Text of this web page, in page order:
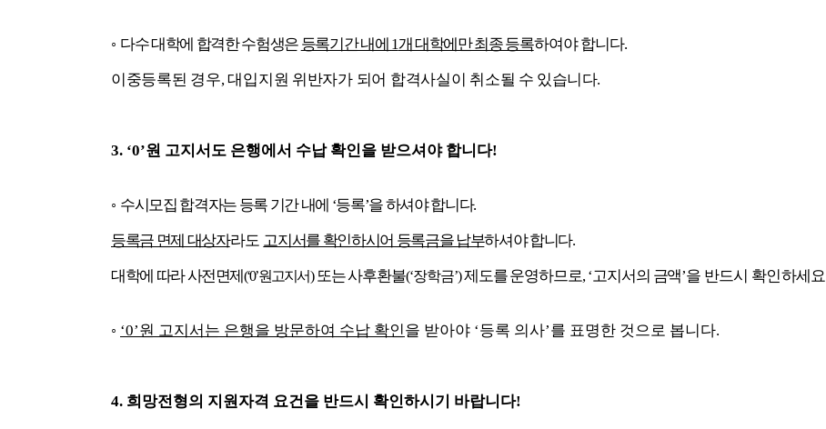
◦ 다수 대학에 합격한 수험생은 등록기간 내에 1개 대학에만 최종 등록하여야 합니다.
이중등록된 경우,대입지원 위반자가 되어 합격사실이 취소될 수 있습니다.
3. ‘0’원 고지서도 은행에서 수납 확인을 받으셔야 합니다!
◦ 수시모집 합격자는 등록 기간 내에 ‘등록’을 하셔야 합니다.
등록금 면제 대상자라도 고지서를 확인하시어 등록금을 납부하셔야 합니다.
대학에 따라 사전면제 (‘0’원고지서) 또는 사후환불(‘장학금’)제도를 운영하므로, ‘고지서의 금액’을 반드시 확인하세요
◦ ‘0’원 고지서는 은행을 방문하여 수납 확인을 받아야 ‘등록 의사’를 표명한 것으로 봅니다.
4. 희망전형의 지원자격 요건을 반드시 확인하시기 바랍니다!